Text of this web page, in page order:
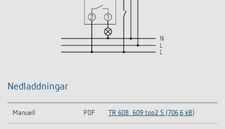
Nedladdningar
Manuell PDF TR 608_609 top2 S (706,6 kB)